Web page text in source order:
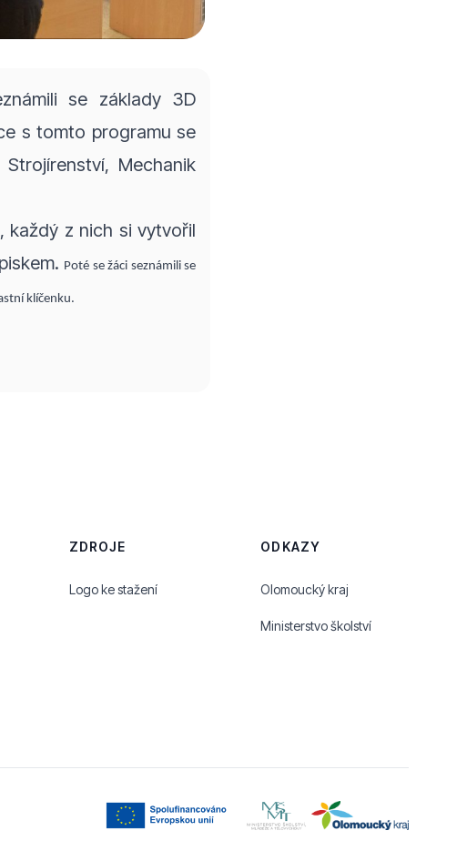
se základy 3D
s tomto programu se
Mechanik
každý z nich si vytvořil
Poté se žáci seznámili se
klíčenku.
ZDROJE
Logo ke stažení
ODKAZY
Olomoucký kraj
Ministerstvo školství